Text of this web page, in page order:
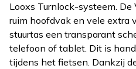
Looxs Turnlock-systeem.
ruim hoofdvak en vele extra
stuurtas een transparant
telefoon of tablet. Dit is
tijdens het fietsen. Dankzij